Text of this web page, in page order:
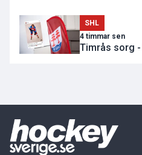
SHL
4 timmar sen
Timrås sorg